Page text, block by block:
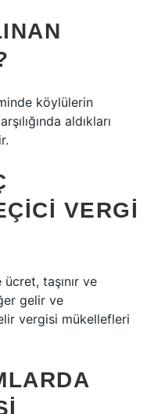
köylülerin
aldıkları
VERGI
taşınır ve
gelir ve
vergisi mükellefleri